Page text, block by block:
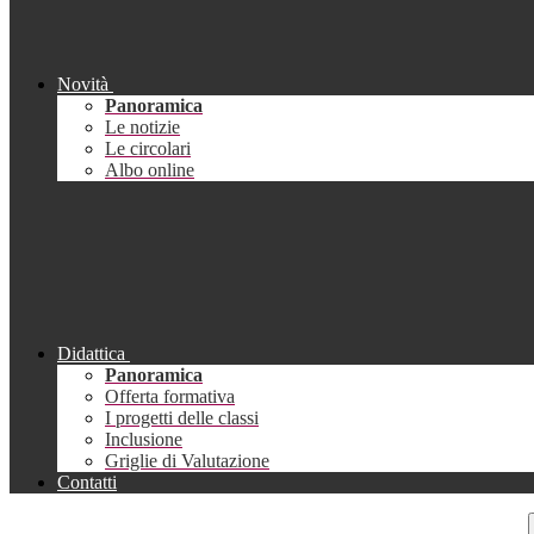
Novità
Panoramica
Le notizie
Le circolari
Albo online
Didattica
Panoramica
Offerta formativa
I progetti delle classi
Inclusione
Griglie di Valutazione
Contatti